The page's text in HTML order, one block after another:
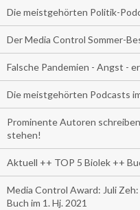
Die meistgehörten Politik-
Der Media Control Sommer-
Falsche Pandemien - Angst -
Die meistgehörten Podcasts
Prominente Autoren
stehen!
Aktuell ++ TOP 5 Biolek ++
Media Control Award: Juli
Buch im 1. Hj. 2021